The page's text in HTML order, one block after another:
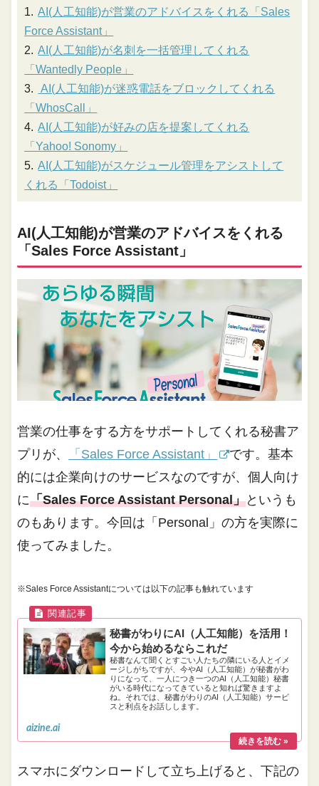
AI(人工知能)が営業のアドバイスをくれる「Sales
Force Assistant」
AI(人工知能)が名刺を一括管理してくれる
「Wantedly People」
AI(人工知能)が迷惑電話をブロックしてくれる
「WhosCall」
AI(人工知能)が好みの店を提案してくれる
「Yahoo! Sonomy」
AI(人工知能)がスケジュール管理をアシストして
くれる「Todoist」
AI(人工知能)が営業のアドバイスをくれる
「Sales Force Assistant」
営業の仕事をする方をサポートしてくれる秘書ア
プリが、
「Sales Force Assistant」
です。基本
的には企業向けのサービスなのですが、個人向け
に「Sales Force Assistant Personal」というも
のもあります。今回は「Personal」の方を実際に
使ってみました。
※Sales Force Assistantについては以下の記事も触れています
秘書がわりにAI（人工知能）を活用！
今から始めるならこれだ
秘書なんて聞くとすごい人たちの隣にいる人とイメ
ージしがちですが、今やAI（人工知能）が秘書がわ
りになって、一人につき一つのAI（人工知能）秘書
がいる時代になってきていると知れば驚きますよ
ね。それでは、秘書がわりのAI（人工知能）サービ
スと利点をお話しします。
aizine.ai
スマホにダウンロードして立ち上げると、下記の